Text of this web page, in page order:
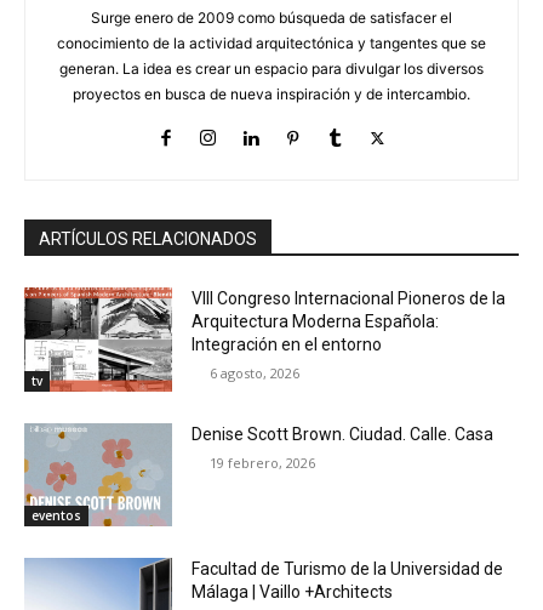
Surge enero de 2009 como búsqueda de satisfacer el
conocimiento de la actividad arquitectónica y tangentes que se
generan. La idea es crear un espacio para divulgar los diversos
proyectos en busca de nueva inspiración y de intercambio.
ARTÍCULOS RELACIONADOS
tv
VIII Congreso Internacional Pioneros de la
Arquitectura Moderna Española:
Integración en el entorno
6 agosto, 2026
eventos
Denise Scott Brown. Ciudad. Calle. Casa
19 febrero, 2026
Facultad de Turismo de la Universidad de
Málaga | Vaillo +Architects